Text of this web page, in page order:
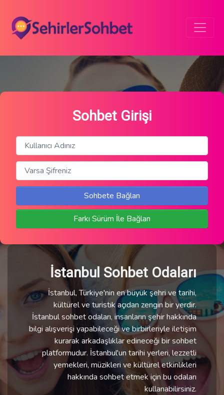
Sohbet Girişi
Sohbete Bağlan
Farkı Sürüm İle Bağlan
İstanbul Sohbet Odaları
İstanbul, Türkiye'nin en büyük şehri ve tarihi,
kültürel ve turistik açıdan zengin bir yerdir.
İstanbul sohbet odaları, insanların şehir hakkında
bilgi alışverişi yapabileceği ve birbirleriyle iletişim
kurarak arkadaşlıklar edineceği bir sohbet
platformudur. İstanbul'un tarihi yerleri, lezzetli
yemekleri, müzikleri ve kültürel etkinlikleri
hakkında sohbet etmek için bu odaları
kullanabilirsiniz.